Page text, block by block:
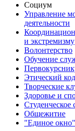
Социум
Управление
деятельности
и экстремизму
Волонтерство
Обучение
Этический
Творческие
Здоровье и
Студенческое
Общежитие
"Единое